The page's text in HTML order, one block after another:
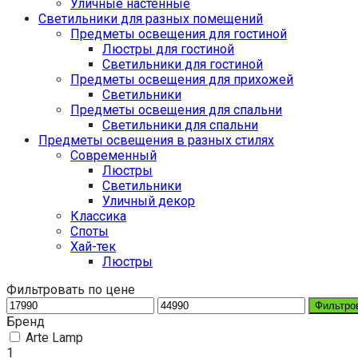
Уличные настенные
Светильники для разных помещений
Предметы освещения для гостиной
Люстры для гостиной
Светильники для гостиной
Предметы освещения для прихожей
Светильники
Предметы освещения для спальни
Светильники для спальни
Предметы освещения в разных стилях
Cовременный
Люстры
Светильники
Уличный декор
Классика
Споты
Хай-тек
Люстры
Фильтровать по цене
Бренд
Arte Lamp
1